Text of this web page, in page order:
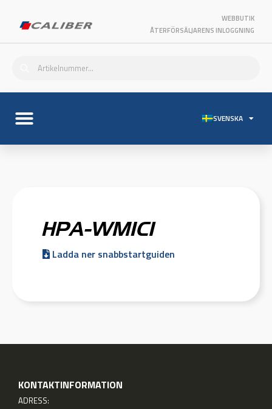
WEBBUTIK
ÅTERFÖRSÄLJARENS INLOGGNING
SVENSKA
HPA-WMIC1
Ladda ner snabbstartguiden
KONTAKTINFORMATION
ADRESS: